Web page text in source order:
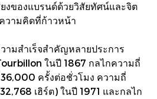
งของแบรนด์ด้วยวิสัยทัศน์และจิต
วามคิดที่ก้าวหน้า
มสำเร็จสำคัญหลายประการ
ในปี 1867 กลไกความถี่
ครั้งต่อชั่วโมง ความถี่
เฮิร์ต) ในปี 1971 และกลไก